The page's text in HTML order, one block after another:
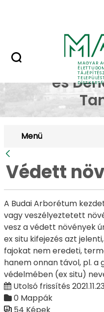
MAGYAR
Védett
és
Menü
Vissza
Védett
A Budai Arborétum
vagy veszélyeztetett
vesz a védett növények
ex situ kifejezés azt
fajokat nem eredeti,
hanem onnan távol, pl. a
védelmében (ex situ)
Utolsó frissítés
0 Mappák
54 Képek